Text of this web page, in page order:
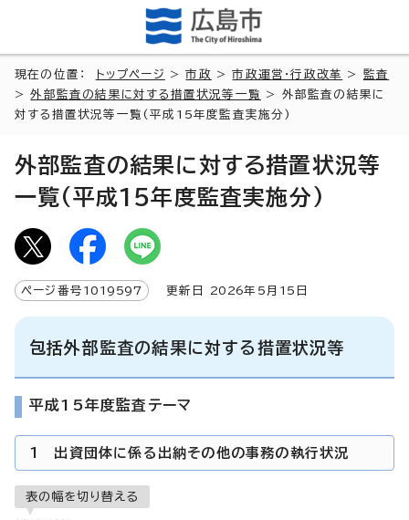
現在の位置： トップページ >市政 >市政運営・行政改革 > 監査
>外部監査の結果に対する措置状況等一覧
> 外部監査の結果に
対する措置状況等一覧(平成15年度監査実施分)
外部監査の結果に対する措置状況等
一覧(平成15年度監査実施分)
ページ番号 1019597 更新日 2026年5月 15 日
包括外部監査の結果に対する措置状況等
平成15年度監査テーマ
1 出資団体に係る出納その他の事務の執行状況
表の幅を切り替える